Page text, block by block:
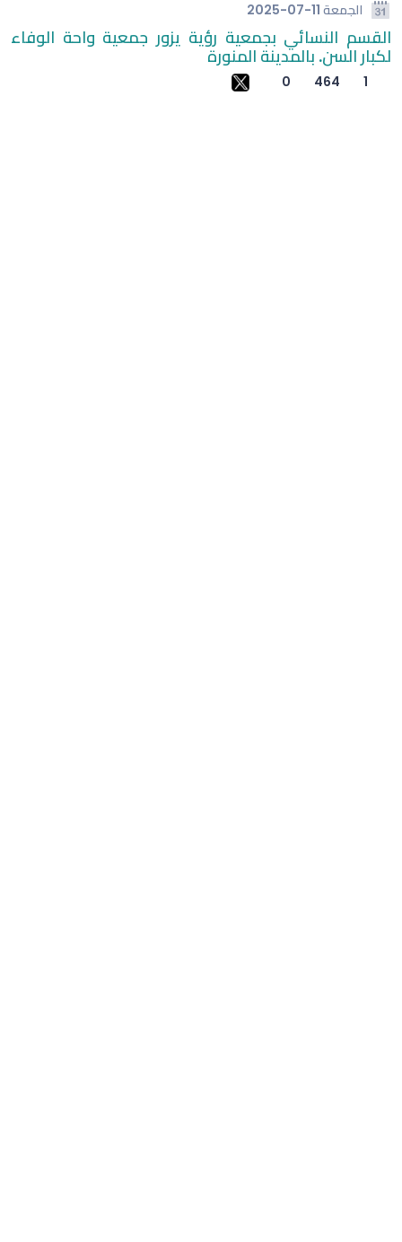
طريقة بسيطة لتبريد المنازل وتقليل آثار الحر
الشرطة: مقتل 7 وإصابة 15 في إطلاق نار بمدرسة في تايلاند
الجمعة 2025-07-11
القسم النسائي بجمعية رؤية يزور جمعية واحة الوفاء
لكبار السن. بالمدينة المنورة
1
464
0